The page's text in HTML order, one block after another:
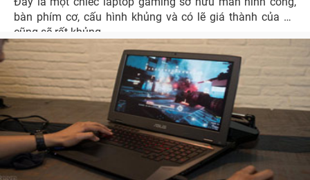
bàn phím cơ, cấu hình khủng và có lẽ giá thành của nó
cũng sẽ rất khủng...